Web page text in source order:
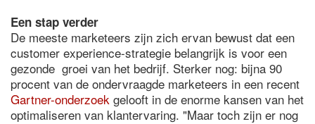
Een stap verder
De meeste marketeers zijn zich ervan bewust dat een
customer experience-strategie belangrijk is voor een
gezonde groei van het bedrijf. Sterker nog: bijna 90
procent van de ondervraagde marketeers in een recent
Gartner-onderzoek gelooft in de enorme kansen van het
optimaliseren van klantervaring. "Maar toch zijn er nog